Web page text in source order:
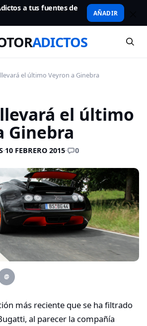
a tus fuentes de
AÑADIR
ADICTOS
el último Veyron a Ginebra
el último
Ginebra
·10 FEBRERO 2015· 0
@
más reciente que se ha filtrado
al parecer la compañía